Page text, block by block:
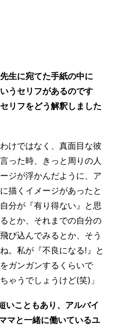
生に宛てた手紙の中に
うセリフがあるのです
リフをどう解釈しました
けではなく、真面目な彼
った時、きっと周りの人
ジが浮かんだように、ア
描くイメージがあったと
分が『有り得ない』と思
とか、それまでの自分の
び込んでみるとか、そう
。私が『不良になる!』と
ガンガンするくらいで
ゃうでしょうけど(笑)」
こともあり、アルバイ
マと一緒に働いているユ